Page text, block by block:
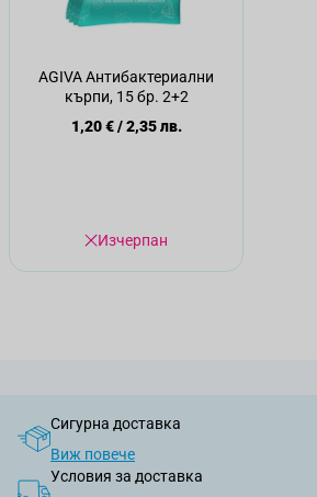
AGIVA Антибактериални
кърпи, 15 бр. 2+2
1,20 €/2,35 лв.
Изчерпан
Сигурна доставка
Виж повече
Условия за доставка